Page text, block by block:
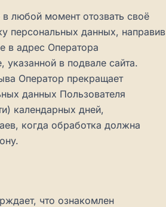
в любой момент отозвать своё
персональных данных, направив
в адрес Оператора
указанной в подвале сайта.
Оператор прекращает
данных Пользователя
календарных дней,
когда обработка должна
что ознакомлен